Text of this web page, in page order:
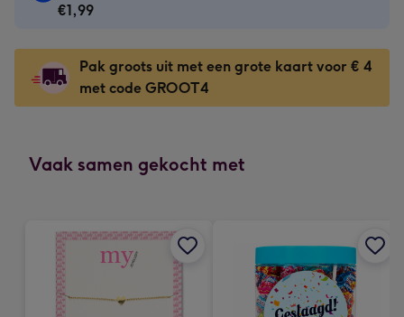
-
-
118
x
-
166
mm
€1,99
Pak groots uit met een grote kaart voor € 4
met code GROOT4
Vaak samen gekocht met